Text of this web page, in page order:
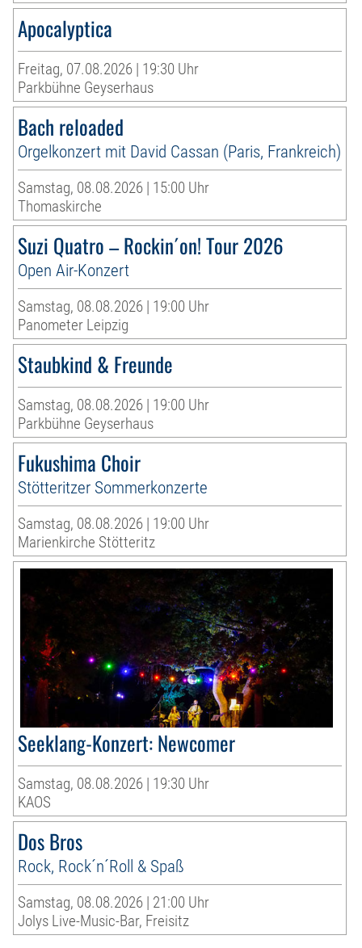
Apocalyptica
Freitag, 07.08.2026 | 19:30 Uhr
Parkbühne Geyserhaus
Bach reloaded
Orgelkonzert mit David Cassan (Paris, Frankreich)
Samstag, 08.08.2026 | 15:00 Uhr
Thomaskirche
Suzi Quatro – Rockin´on! Tour 2026
Open Air-Konzert
Samstag, 08.08.2026 | 19:00 Uhr
Panometer Leipzig
Staubkind & Freunde
Samstag, 08.08.2026 | 19:00 Uhr
Parkbühne Geyserhaus
Fukushima Choir
Stötteritzer Sommerkonzerte
Samstag, 08.08.2026 | 19:00 Uhr
Marienkirche Stötteritz
Seeklang-Konzert: Newcomer
Samstag, 08.08.2026 | 19:30 Uhr
KAOS
Dos Bros
Rock, Rock´n´Roll & Spaß
Samstag, 08.08.2026 | 21:00 Uhr
Jolys Live-Music-Bar, Freisitz